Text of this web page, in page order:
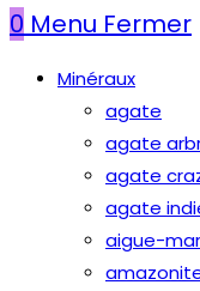
0 Menu Fermer
Minéraux
agate
agate
agate
agate
aigue-